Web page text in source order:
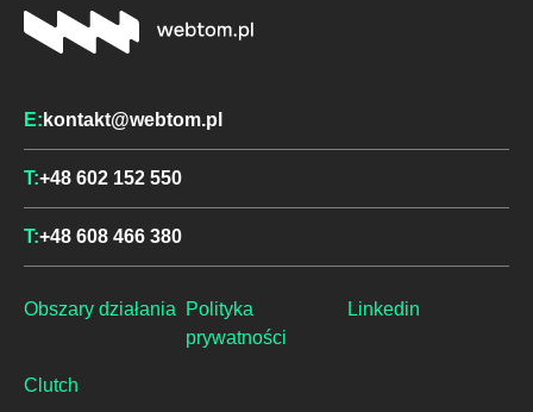
Bezpłatna wycena
E: kontakt@webtom.pl
T:+48 602 152 550
T:+48 608 466 380
Obszary działania
Polityka
prywatności
Linkedin
Clutch